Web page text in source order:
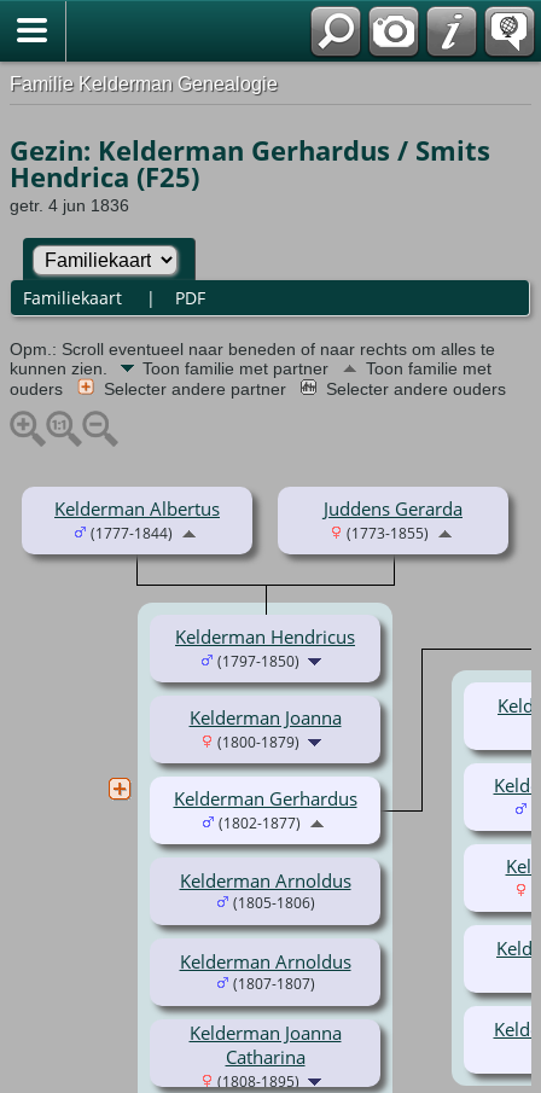
Familie Kelderman Genealogie
Gezin: Kelderman Gerhardus / Smits
Hendrica (F25)
getr. 4 jun 1836
Familiekaart | PDF
Opm.: Scroll eventueel naar beneden of naar rechts om alles te
kunnen zien.
Toon familie met partner
Toon familie met
ouders
Selecter andere partner Selecter andere ouders
Kelderman Albertus
(1777-1844)
Juddens Gerarda
(1773-1855)
Kelderman Hendricus
(1797-1850)
Kelderman Joanna
(1800-1879)
Kelderman Arnoldus
(1805-1806)
Kelderman Arnoldus
(1807-1807)
Kelderman Joanna
Catharina
(1808-1895)
Kelderman Gerhardus
(1802-1877)